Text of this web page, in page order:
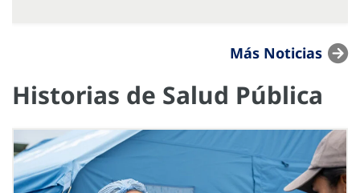
Más Noticias
Historias de Salud Pública